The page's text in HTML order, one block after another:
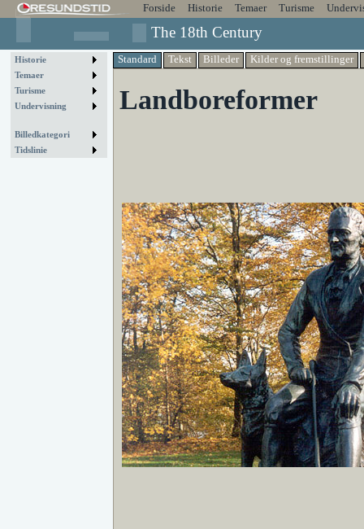
Forside Historie Temaer Turisme
The 18th Century
Historie
Temaer
Turisme
Undervisning
Billedkategori
Tidslinie
Standard Tekst Billeder Kilder og fremstillinger
Landboreformer